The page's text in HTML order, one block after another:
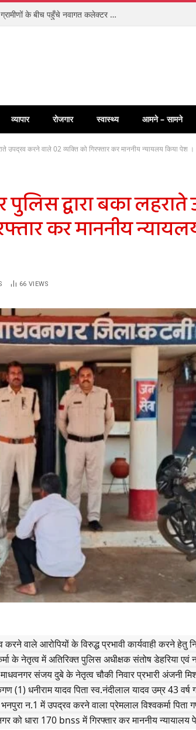
संवेदनशीलता की अनूठी मिसाल: ज़मीन पर बैठकर ग्रामीणों के बीच पहुँचे नवागत कलेक्टर पार्थ जायसवाल, धुरवार में चौपाल लगाकर सुनीं समस्याएँ
व्यापार रोजगार स्वास्थ्य आमने – सामने
उपद्रव करने वाले 02 व्यक्ति को गिरफ्तार कर माननीय न्यायलय किया पेश ।
द्वारा बका लहराते
कर माननीय
66 VIEWS
वाले आरोपियों के विरुद्ध प्रभावी कार्यवाही करने हेतु
के नेतृत्व में अतिरिक्त पुलिस अधीक्षक संतोष डेहरिया एवं
संजय दुबे के नेतृत्व चौकी निवार प्रभारी अंजनी
धनीराम यादव पिता स्व.नंदीलाल यादव उम्र 43 वर्ष
न.1 में उपद्रव करने वाला प्रेमलाल विश्वकर्मा पिता
को धारा 170 bnss में गिरफ्तार कर माननीय न्यायालय